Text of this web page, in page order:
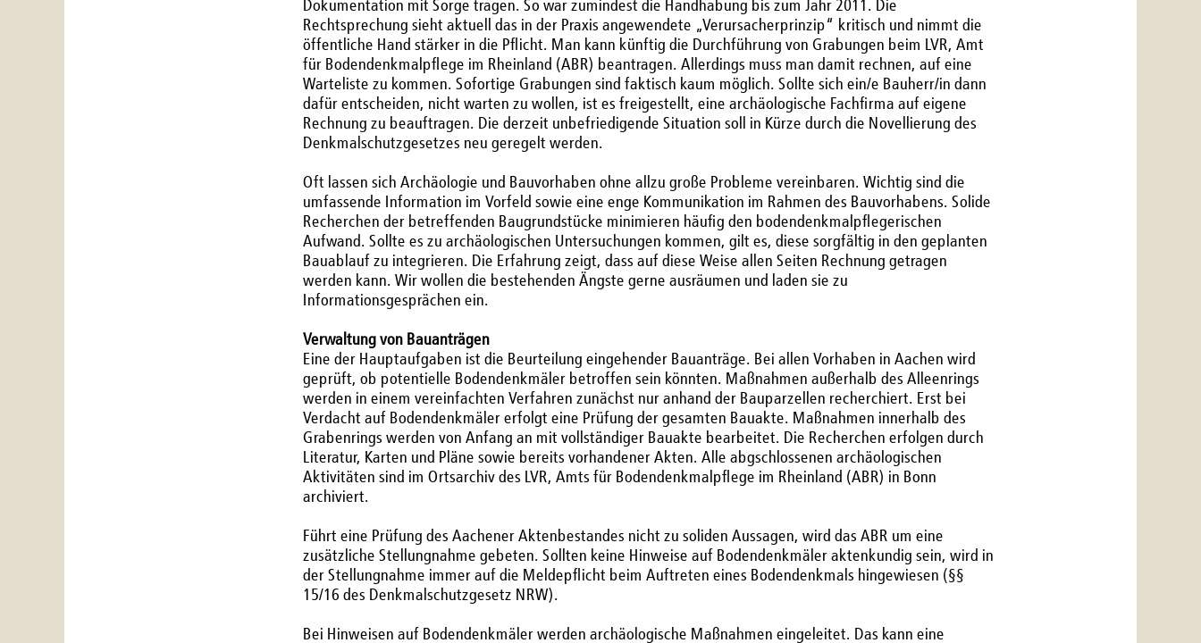
Dokumentation mit Sorge tragen. So war zumindest die Handhabung bis zum Jahr 2011. Die
Rechtsprechung sieht aktuell das in der Praxis angewendete „Verursacherprinzip“ kritisch und nimmt die
öffentliche Hand stärker in die Pflicht. Man kann künftig die Durchführung von Grabungen beim LVR, Amt
für Bodendenkmalpflege im Rheinland (ABR) beantragen. Allerdings muss man damit rechnen, auf eine
Warteliste zu kommen. Sofortige Grabungen sind faktisch kaum möglich. Sollte sich ein/e Bauherr/in dann
dafür entscheiden, nicht warten zu wollen, ist es freigestellt, eine archäologische Fachfirma auf eigene
Rechnung zu beauftragen. Die derzeit unbefriedigende Situation soll in Kürze durch die Novellierung des
Denkmalschutzgesetzes neu geregelt werden.
Oft lassen sich Archäologie und Bauvorhaben ohne allzu große Probleme vereinbaren. Wichtig sind die
umfassende Information im Vorfeld sowie eine enge Kommunikation im Rahmen des Bauvorhabens. Solide
Recherchen der betreffenden Baugrundstücke minimieren häufig den bodendenkmalpflegerischen
Aufwand. Sollte es zu archäologischen Untersuchungen kommen, gilt es, diese sorgfältig in den geplanten
Bauablauf zu integrieren. Die Erfahrung zeigt, dass auf diese Weise allen Seiten Rechnung getragen
werden kann. Wir wollen die bestehenden Ängste gerne ausräumen und laden sie zu
Informationsgesprächen ein.
Verwaltung von Bauanträgen
Eine der Hauptaufgaben ist die Beurteilung eingehender Bauanträge. Bei allen Vorhaben in Aachen wird
geprüft, ob potentielle Bodendenkmäler betroffen sein könnten. Maßnahmen außerhalb des Alleenrings
werden in einem vereinfachten Verfahren zunächst nur anhand der Bauparzellen recherchiert. Erst bei
Verdacht auf Bodendenkmäler erfolgt eine Prüfung der gesamten Bauakte. Maßnahmen innerhalb des
Grabenrings werden von Anfang an mit vollständiger Bauakte bearbeitet. Die Recherchen erfolgen durch
Literatur, Karten und Pläne sowie bereits vorhandener Akten. Alle abgschlossenen archäologischen
Aktivitäten sind im Ortsarchiv des LVR, Amts für Bodendenkmalpflege im Rheinland (ABR) in Bonn
archiviert.
Führt eine Prüfung des Aachener Aktenbestandes nicht zu soliden Aussagen, wird das ABR um eine
zusätzliche Stellungnahme gebeten. Sollten keine Hinweise auf Bodendenkmäler aktenkundig sein, wird in
der Stellungnahme immer auf die Meldepflicht beim Auftreten eines Bodendenkmals hingewiesen (§§
15/16 des Denkmalschutzgesetz NRW).
Bei Hinweisen auf Bodendenkmäler werden archäologische Maßnahmen eingeleitet. Das kann eine